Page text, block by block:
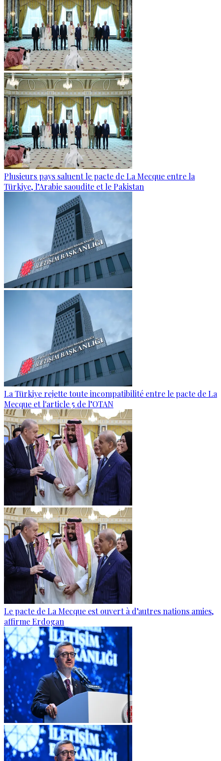
Plusieurs pays saluent le pacte de La Mecque entre la
Türkiye, l’Arabie saoudite et le Pakistan
La Türkiye rejette toute incompatibilité entre le pacte de La
Mecque et l'article 5 de l’OTAN
Le pacte de La Mecque est ouvert à d’autres nations amies,
affirme Erdogan